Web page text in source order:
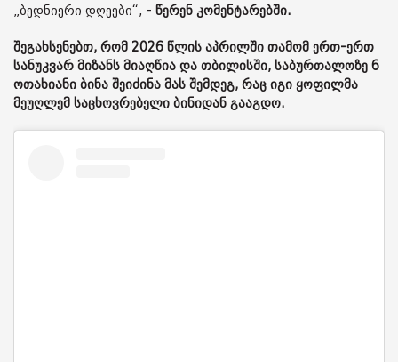
„ბედნიერი დღეები“, - წერენ კომენტარებში.
შეგახსენებთ, რომ 2026 წლის აპრილში თამომ ერთ-ერთ
სანუკვარ მიზანს მიაღწია და თბილისში, საბურთალოზე 6
ოთახიანი ბინა შეიძინა მას შემდეგ, რაც იგი ყოფილმა
მეუღლემ საცხოვრებელი ბინიდან გააგდო.